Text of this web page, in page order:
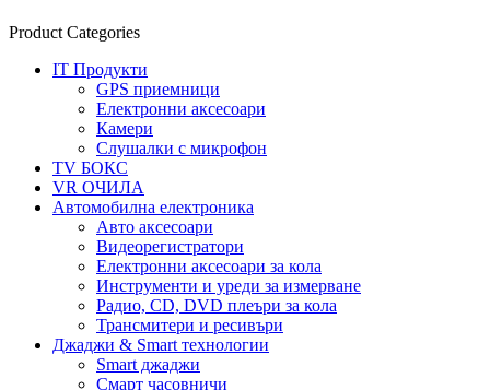
Product Categories
IT Продукти
GPS приемници
Електронни аксесоари
Камери
Слушалки с микрофон
TV БОКС
VR ОЧИЛА
Автомобилна електроника
Авто аксесоари
Видеорегистратори
Електронни аксесоари за кола
Инструменти и уреди за измерване
Радио, CD, DVD плеъри за кола
Трансмитери и ресивъри
Джаджи & Smart технологии
Smart джаджи
Смарт часовничи